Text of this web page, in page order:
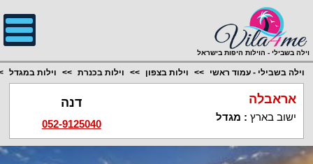
וילה בשבילי - הוילות היפות בישראל
וילה בשבילי - עמוד ראשי וילות בצפון וילות בכנרת וילות במגדל
אראבלה
ישוב בארץ : מגדל
דנה
052-9125040